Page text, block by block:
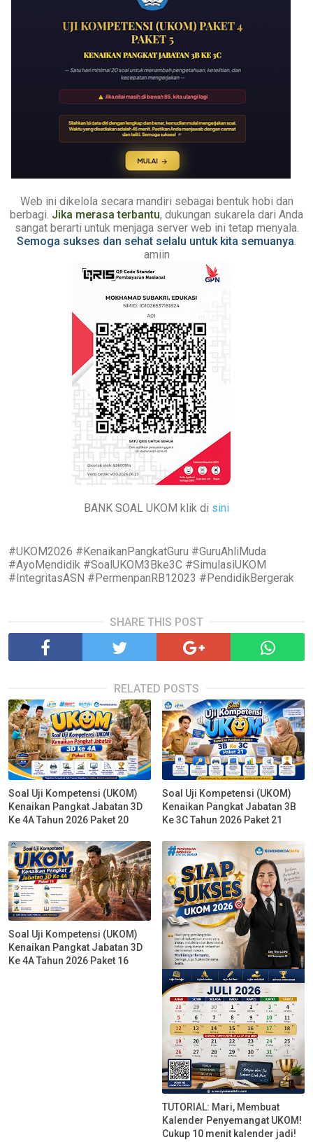
Web ini dikelola secara mandiri sebagai bentuk hobi dan
berbagi. Jika merasa terbantu, dukungan sukarela dari Anda
sangat berarti untuk menjaga server web ini tetap menyala.
Semoga sukses dan sehat selalu untuk kita semuanya.
amiin
BANK SOAL UKOM klik di sini
#UKOM2026 #KenaikanPangkatGuru #GuruAhliMuda
#AyoMendidik #SoalUKOM3Bke3C #SimulasiUKOM
#IntegritasASN #PermenpanRB12023 #PendidikBergerak
SHARE THIS POST
RELATED POSTS
Soal Uji Kompetensi (UKOM)
Kenaikan Pangkat Jabatan 3D
Ke 4A Tahun 2026 Paket 20
Soal Uji Kompetensi (UKOM)
Kenaikan Pangkat Jabatan 3B
Ke 3C Tahun 2026 Paket 21
Soal Uji Kompetensi (UKOM)
Kenaikan Pangkat Jabatan 3D
Ke 4A Tahun 2026 Paket 16
TUTORIAL: Mari, Membuat
Kalender Penyemangat UKOM!
Cukup 10 menit kalender jadi!